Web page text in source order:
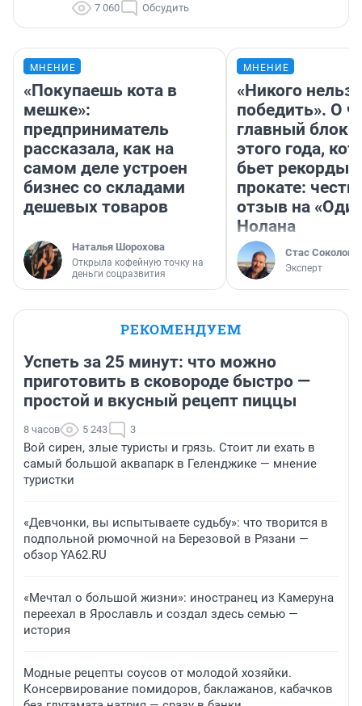
7 060 Обсудить
МНЕНИЕ
«Покупаешь кота в
мешке»:
предприниматель
рассказала, как на
самом деле устроен
бизнес со складами
дешевых товаров
Наталья Шорохова
Открыла кофейную точку на
деньги соцразвития
МНЕНИЕ
«Никого нельзя
победить». О
главный
этого года,
бьет рекорды в
прокате:
отзыв на
Нолана
Стас Соколов
Эксперт
РЕКОМЕНДУЕМ
Успеть за 25 минут: что можно
приготовить в сковороде быстро —
простой и вкусный рецепт пиццы
8 часов 5 243 3
Вой сирен, злые туристы и грязь. Стоит ли ехать в
самый большой аквапарк в Геленджике — мнение
туристки
«Девчонки, вы испытываете судьбу»: что творится в
подпольной рюмочной на Березовой в Рязани —
обзор YA62.RU
«Мечтал о большой жизни»: иностранец из Камеруна
переехал в Ярославль и создал здесь семью —
история
Модные рецепты соусов от молодой хозяйки.
Консервирование помидоров, баклажанов, кабачков